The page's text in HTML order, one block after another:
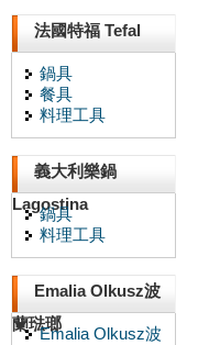
法國特福 Tefal
鍋具
餐具
料理工具
義大利樂鍋
Lagostina
鍋具
料理工具
Emalia Olkusz波
蘭琺瑯
Emalia Olkusz波